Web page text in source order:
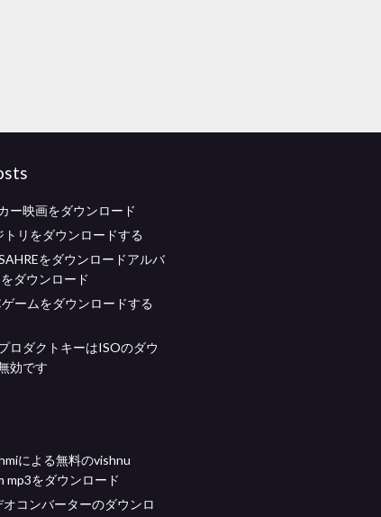
ー映画をダウンロード
リをダウンロードする
をダウンロードアルバ
ダウンロード
ームをダウンロードする
ロダクトキーはISOのダウ
効です
による無料のvishnu
mp3をダウンロード
コンバーターのダウンロ